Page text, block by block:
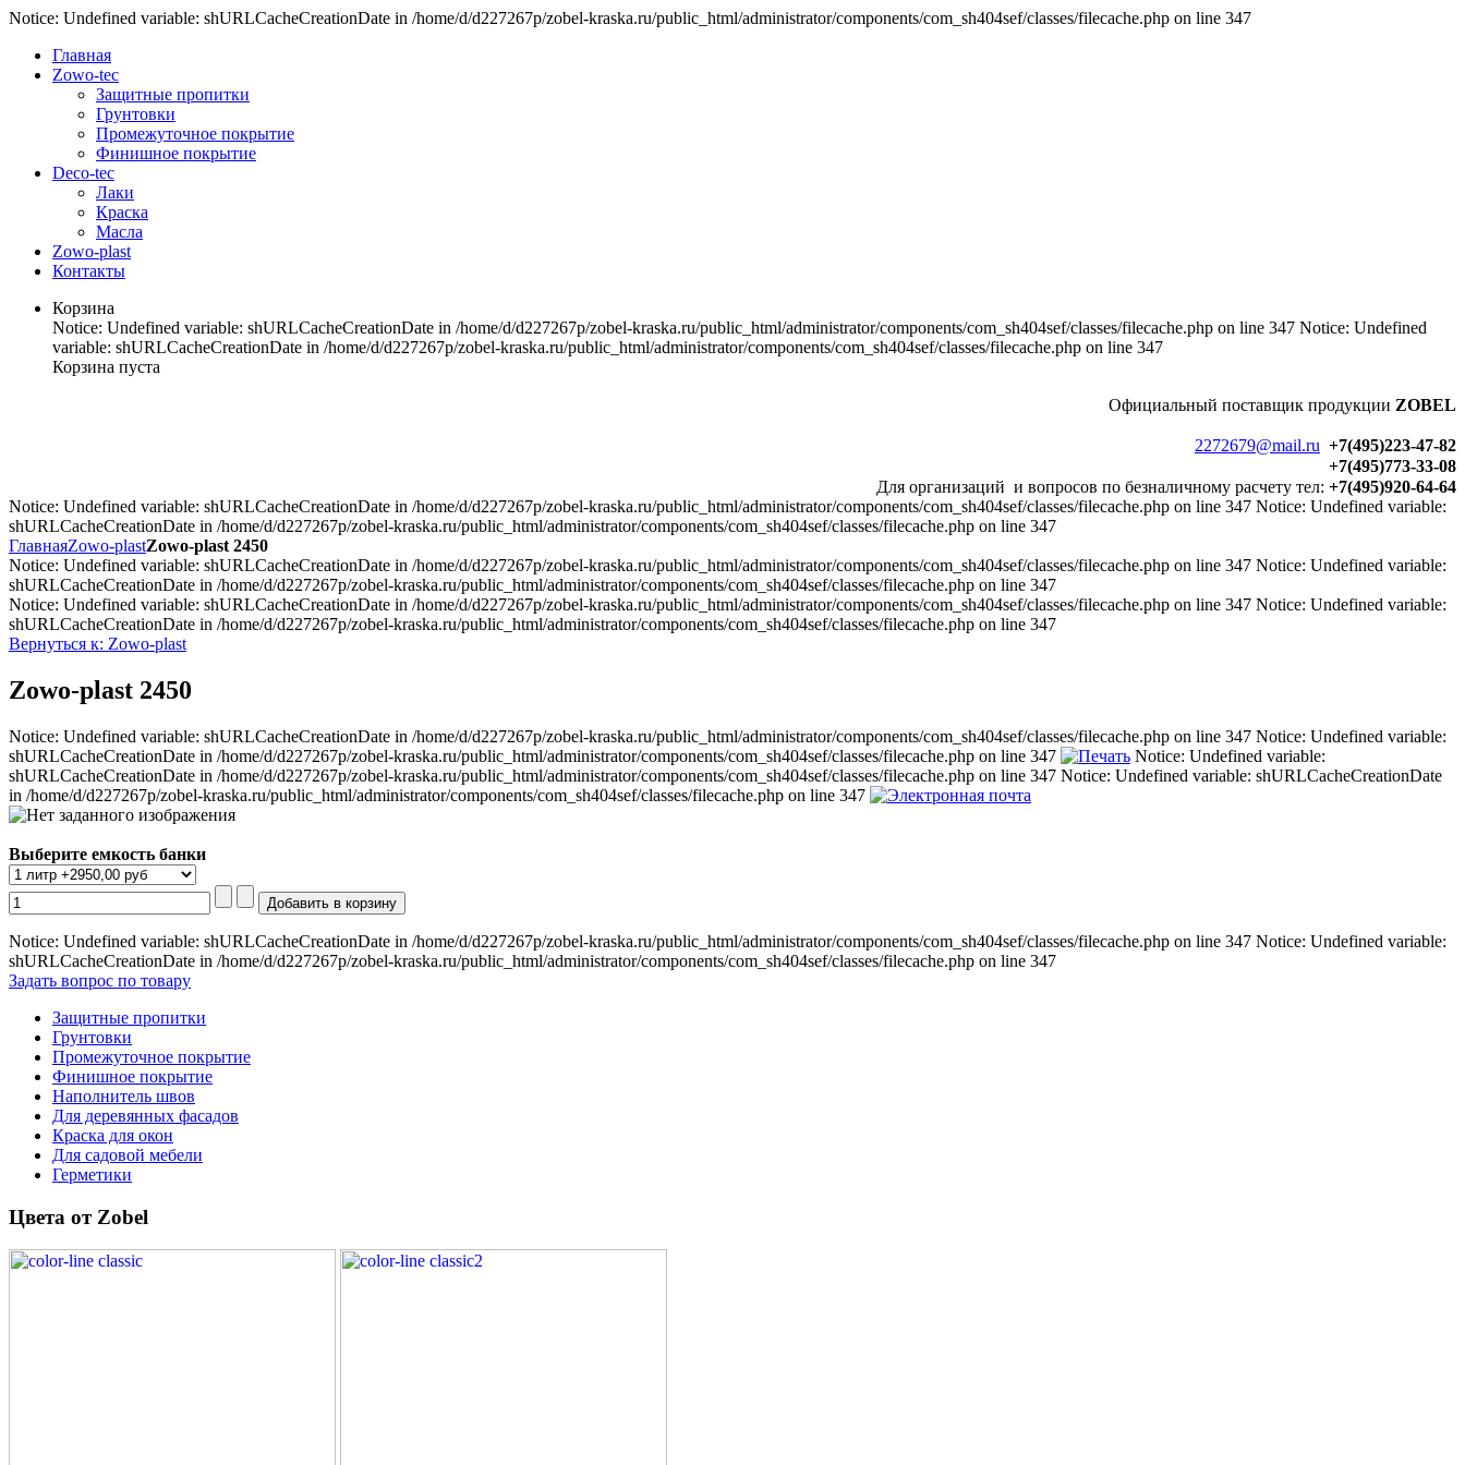
Notice: Undefined variable: shURLCacheCreationDate in /home/d/d227267p/zobel-kraska.ru/public_html/administrator/components/com_sh404sef/classes/filecache.php on line 347
Главная
Zowo-tec
Защитные пропитки
Грунтовки
Промежуточное покрытие
Финишное покрытие
Deco-tec
Лаки
Краска
Масла
Zowo-plast
Контакты
Корзина
Notice: Undefined variable: shURLCacheCreationDate in /home/d/d227267p/zobel-kraska.ru/public_html/administrator/components/com_sh404sef/classes/filecache.php on line 347 Notice: Undefined
variable: shURLCacheCreationDate in /home/d/d227267p/zobel-kraska.ru/public_html/administrator/components/com_sh404sef/classes/filecache.php on line 347
Корзина пуста
Официальный поставщик продукции ZOBEL
2272679@mail.ru +7(495)223-47-82
+7(495)773-33-08
Для организаций и вопросов по безналичному расчету тел: +7(495)920-64-64
Notice: Undefined variable: shURLCacheCreationDate in /home/d/d227267p/zobel-kraska.ru/public_html/administrator/components/com_sh404sef/classes/filecache.php on line 347 Notice: Undefined variable:
shURLCacheCreationDate in /home/d/d227267p/zobel-kraska.ru/public_html/administrator/components/com_sh404sef/classes/filecache.php on line 347
ГлавнаяZowo-plastZowo-plast 2450
Notice: Undefined variable: shURLCacheCreationDate in /home/d/d227267p/zobel-kraska.ru/public_html/administrator/components/com_sh404sef/classes/filecache.php on line 347 Notice: Undefined variable:
shURLCacheCreationDate in /home/d/d227267p/zobel-kraska.ru/public_html/administrator/components/com_sh404sef/classes/filecache.php on line 347
Notice: Undefined variable: shURLCacheCreationDate in /home/d/d227267p/zobel-kraska.ru/public_html/administrator/components/com_sh404sef/classes/filecache.php on line 347 Notice: Undefined variable:
shURLCacheCreationDate in /home/d/d227267p/zobel-kraska.ru/public_html/administrator/components/com_sh404sef/classes/filecache.php on line 347
Вернуться к: Zowo-plast
Zowo-plast 2450
Notice: Undefined variable: shURLCacheCreationDate in /home/d/d227267p/zobel-kraska.ru/public_html/administrator/components/com_sh404sef/classes/filecache.php on line 347 Notice: Undefined variable:
shURLCacheCreationDate in /home/d/d227267p/zobel-kraska.ru/public_html/administrator/components/com_sh404sef/classes/filecache.php on line 347
Notice: Undefined variable:
shURLCacheCreationDate in /home/d/d227267p/zobel-kraska.ru/public_html/administrator/components/com_sh404sef/classes/filecache.php on line 347 Notice: Undefined variable: shURLCacheCreationDate
in /home/d/d227267p/zobel-kraska.ru/public_html/administrator/components/com_sh404sef/classes/filecache.php on line 347
Выберите емкость банки
Notice: Undefined variable: shURLCacheCreationDate in /home/d/d227267p/zobel-kraska.ru/public_html/administrator/components/com_sh404sef/classes/filecache.php on line 347 Notice: Undefined variable:
shURLCacheCreationDate in /home/d/d227267p/zobel-kraska.ru/public_html/administrator/components/com_sh404sef/classes/filecache.php on line 347
Задать вопрос по товару
Защитные пропитки
Грунтовки
Промежуточное покрытие
Финишное покрытие
Наполнитель швов
Для деревянных фасадов
Краска для окон
Для садовой мебели
Герметики
Цвета от Zobel